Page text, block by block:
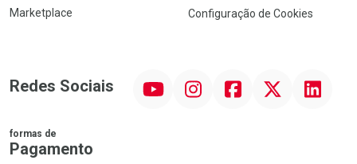
Marketplace
Configuração de Cookies
Redes Sociais InstagramFacebook Linkedin
formas de
Pagamento